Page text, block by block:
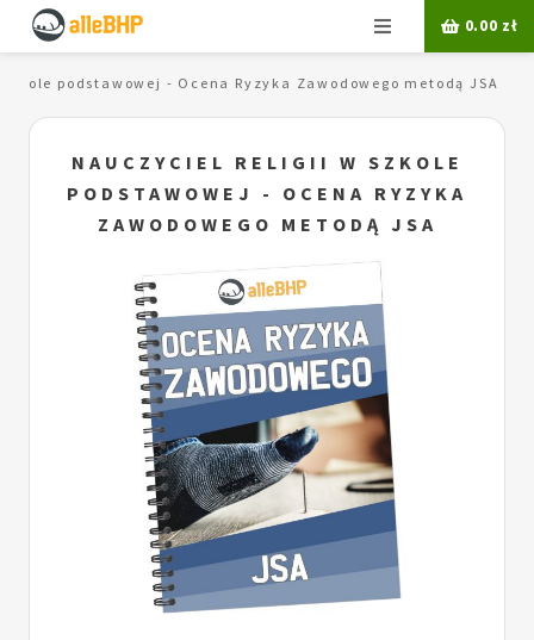
Menu 0.00 zł
podstawowej - Ocena Ryzyka Zawodowego metodą JSA
NAUCZYCIEL RELIGII W SZKOLE
PODSTAWOWEJ - OCENA RYZYKA
ZAWODOWEGO METODĄ JSA